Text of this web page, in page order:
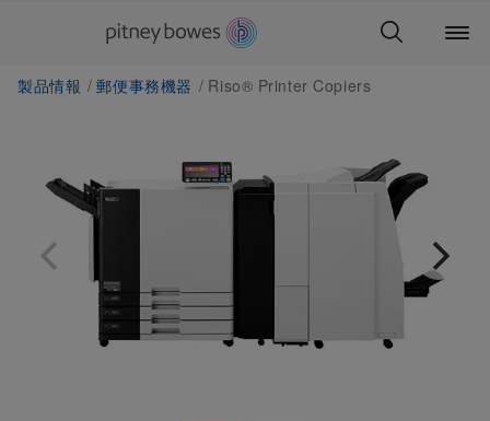
製品情報 郵便事務機器 Riso® Printer Copiers